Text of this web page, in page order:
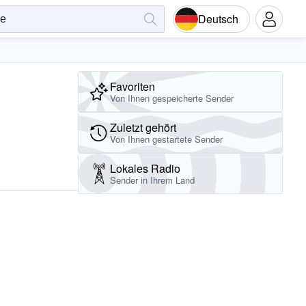
Deutsch
Favoriten
Von Ihnen gespeicherte Sender
Zuletzt gehört
Von Ihnen gestartete Sender
Lokales Radio
Sender in Ihrem Land